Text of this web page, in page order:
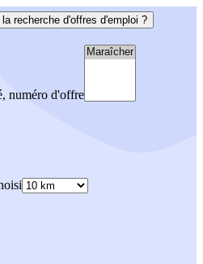
recherche d'offres d'emploi ?
numéro d'offre